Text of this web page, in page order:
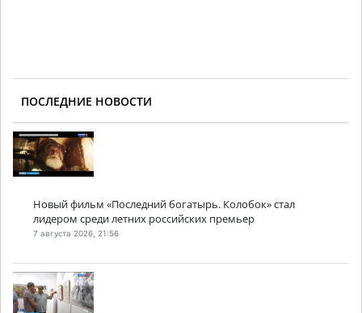
ПОСЛЕДНИЕ НОВОСТИ
Новый фильм «Последний богатырь. Колобок» стал
лидером среди летних российских премьер
7 августа 2026, 21:56